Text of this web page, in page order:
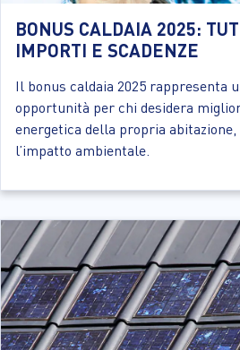
BONUS CALDAIA 2025:
IMPORTI E SCADENZE
Il bonus caldaia 2025 rappresenta
opportunità per chi desidera
energetica della propria
l’impatto ambientale.